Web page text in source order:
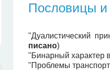
Пословицы и
"Дуалистический
писано)
"Бинарный характер
"Проблемы